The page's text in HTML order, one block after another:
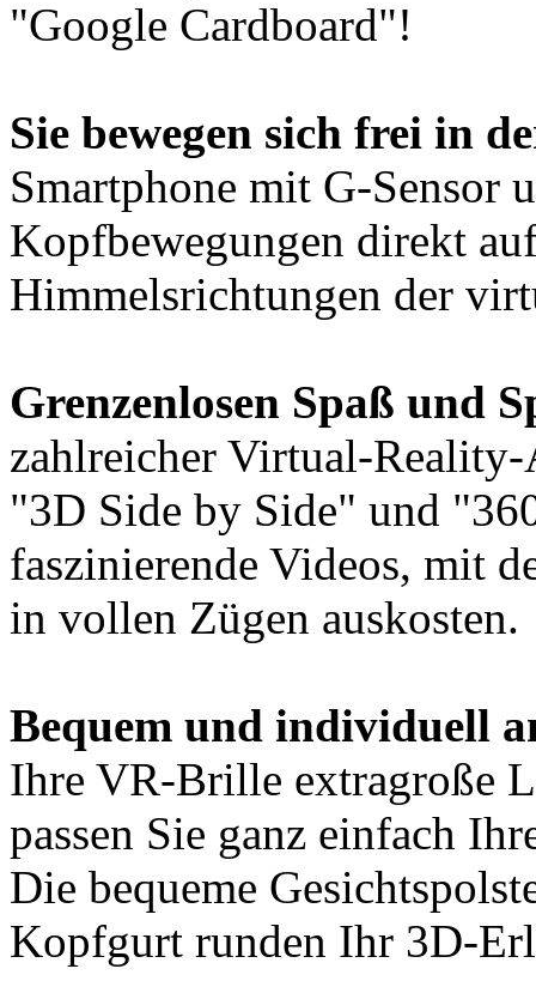
"Google Cardboard"!
Sie bewegen sich frei in
Smartphone mit G-Sensor
Kopfbewegungen direkt
Himmelsrichtungen der
Grenzenlosen Spaß und
zahlreicher Virtual-
"3D Side by Side" und
faszinierende Videos, mit
in vollen Zügen auskosten.
Bequem und individuell
Ihre VR-Brille extragroße
passen Sie ganz einfach
Die bequeme
Kopfgurt runden Ihr 3D-